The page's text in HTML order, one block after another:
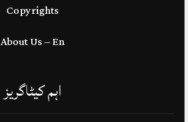
Copyrights
About Us – En
اہم کیٹاگریز